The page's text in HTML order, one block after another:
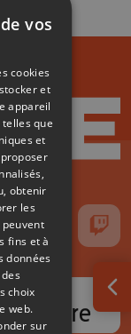
nous sur YouTube
Suivez-nous
vos
cookies
et
appareil
que
et
obtenir
les
peuvent
fins et à
données
choix
web.
sur